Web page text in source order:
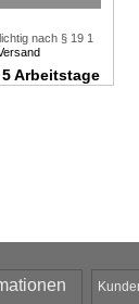
nach § 19 1
Arbeitstage